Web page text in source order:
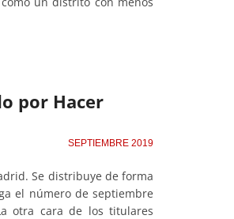
por Hacer
SEPTIEMBRE 2019
Se distribuye de forma
el número de septiembre
otra cara de los titulares